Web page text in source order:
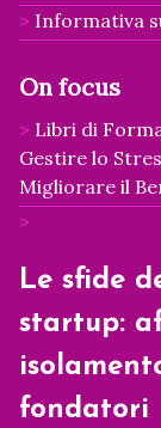
Informativa
On focus
Libri di
Gestire lo
Migliorare il
Le sfide
startup:
fondatori